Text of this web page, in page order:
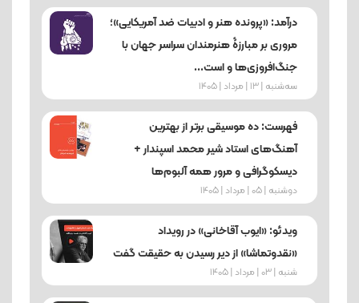
درآمد: «پرونده هنر و ادبیات ضد آمریکایی»؛
مروری بر مبارزۀ هنرمندان سراسر جهان با
جنگ‌افروزی‌ها و است...
ﺳﻪشنبه | 13 | مرداد | 1405
فهرست: ده موسیقی برتر از بهترین
آهنگ‌های استاد شیر محمد اسپندار +
دیسکوگرافی و مرور همه آلبوم‌ها
دوشنبه | 05 | مرداد | 1405
ویدئو: «ایوب آقاخانی» در رویداد
«نقدوتماشا» از دیر رسیدن به حقیقت گفت
شنبه | 03 | مرداد | 1405